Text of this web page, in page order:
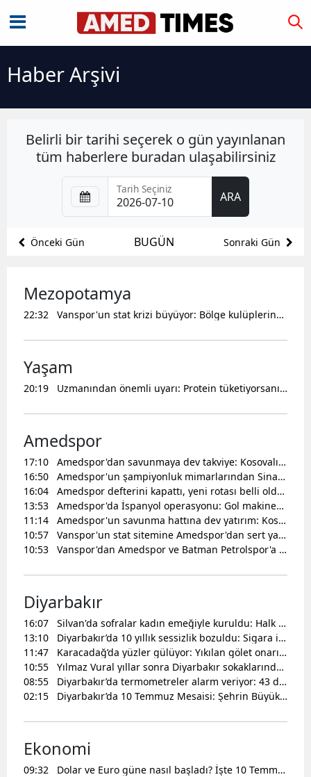
Haber Arşivi
Belirli bir tarihi seçerek o gün yayınlanan
tüm haberlere buradan ulaşabilirsiniz
Tarih Seçiniz
ARA
Önceki Gün BUGÜN Sonraki Gün
Mezopotamya
22:32 Vanspor'un stat krizi büyüyor: Bölge kulüplerinden sert tepki ve net mesaj
Yaşam
20:19 Uzmanından önemli uyarı: Protein tüketiyorsanız su içmeyi ihmal etmeyin
Amedspor
17:10
Amedspor'dan savunmaya dev takviye: Kosovalı yıldız Lumbardh Dellova imzayı attı
16:50
Amedspor'un şampiyonluk mimarlarından Sinan Kurt 1. Lig yolcusu: Yeni adresi belli oldu
16:04
Amedspor defterini kapattı, yeni rotası belli oldu: Tecrübeli savunmacı imzayı attı
13:53
Amedspor'da İspanyol operasyonu: Gol makinesi için resmi teklif gitti
11:14
Amedspor'un savunma hattına dev yatırım: Kosovalı yıldız için kasadan çıkan rakam belli oldu
10:57
Vanspor'un stat sitemine Amedspor'dan sert yanıt: Hedef gösterilmemizi kabul etmiyoruz
10:53
Vanspor'dan Amedspor ve Batman Petrolspor'a sitem: Kardeşlik söylemleri çim zeminine takıldı
Diyarbakır
16:07
Silvan'da sofralar kadın emeğiyle kuruldu: Halk Lokantası kapılarını coşkuyla açtı
13:10
Diyarbakır’da 10 yıllık sessizlik bozuldu: Sigara izmariti ele verdi, 8 kişi kıskıvrak yakalandı
11:47
Karacadağ’da yüzler gülüyor: Yıkılan gölet onarıldı, binlerce hayvanın su sorunu çözüldü
10:55
Yılmaz Vural yıllar sonra Diyarbakır sokaklarında: Şehri görünce gözlerine inanamadı
08:55
Diyarbakır’da termometreler alarm veriyor: 43 dereceyi görecek ilçeler için kritik uyarı
02:15
Diyarbakır’da 10 Temmuz Mesaisi: Şehrin Büyük Bölümünde Elektrik Kesintisi Yaşanacak
Ekonomi
09:32
Dolar ve Euro güne nasıl başladı? İşte 10 Temmuz 2026 güncel döviz kurları